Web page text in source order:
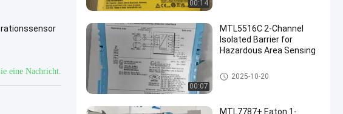
eine Nachricht.
00:14
00:07
MTL5516C 2-Channel
Isolated Barrier for
Hazardous Area Sensing
MTL-Instrumente
2025-10-20
MTL7787+ Eaton 1-